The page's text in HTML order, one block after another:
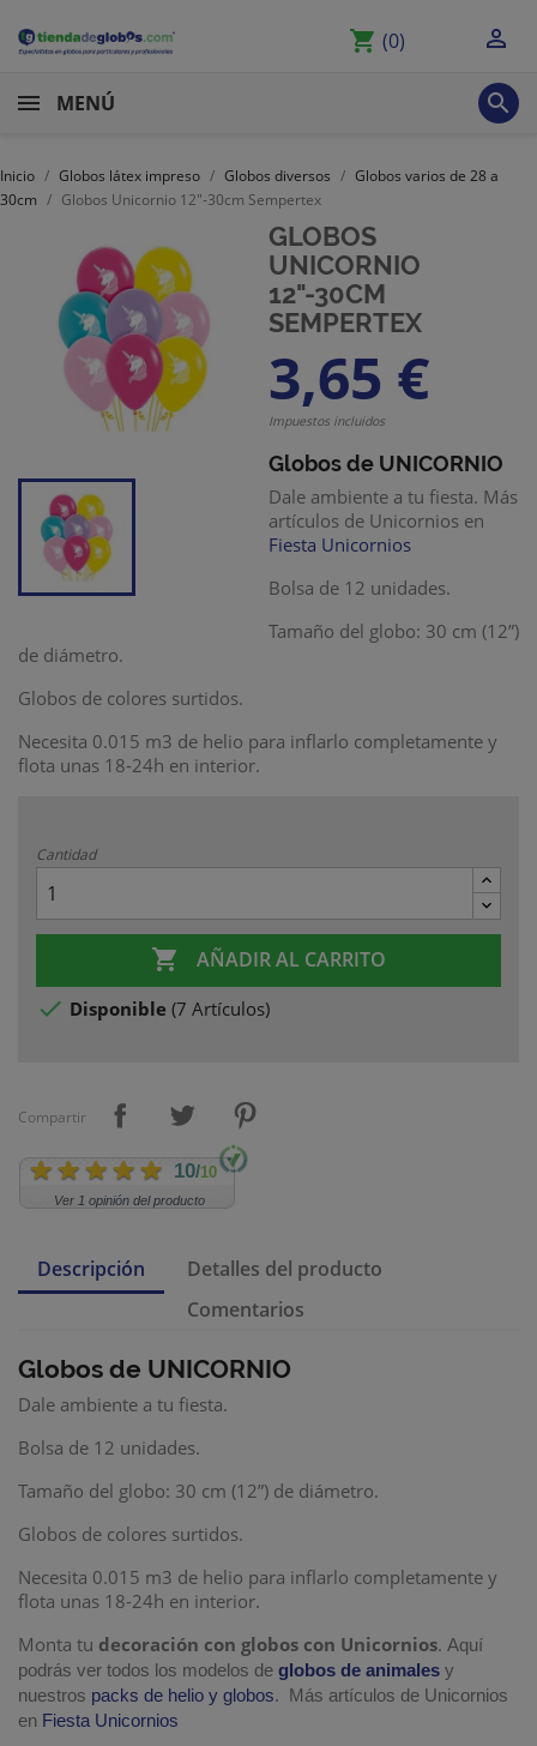
shopping_cart (0) 
MENÚ 
Inicio Globos látex impreso Globos diversos
Globos varios de 28 a
30cm
Globos Unicornio 12"-30cm Sempertex
GLOBOS
UNICORNIO
12"-30CM
SEMPERTEX
3,65 €
Impuestos incluidos
Globos de UNICORNIO
Dale ambiente a tu fiesta. Más
artículos de Unicornios en
Fiesta Unicornios
Bolsa de 12 unidades.
Tamaño del globo: 30 cm (12”)
de diámetro.
Globos de colores surtidos.
Necesita 0.015 m3 de helio para inflarlo completamente y
flota unas 18-24h en interior.
Cantidad
 AÑADIR AL CARRITO
 Disponible (7 Artículos)
Compartir
10/10
Ver 1 opinión del producto
Descripción
Detalles del producto
Comentarios
Globos de UNICORNIO
Dale ambiente a tu fiesta.
Bolsa de 12 unidades.
Tamaño del globo: 30 cm (12”) de diámetro.
Globos de colores surtidos.
Necesita 0.015 m3 de helio para inflarlo completamente y
flota unas 18-24h en interior.
Monta tu decoración con globos con Unicornios. Aquí
podrás ver todos los modelos de globos de animales y
nuestros packs de helio y globos. Más artículos de Unicornios
en Fiesta Unicornios